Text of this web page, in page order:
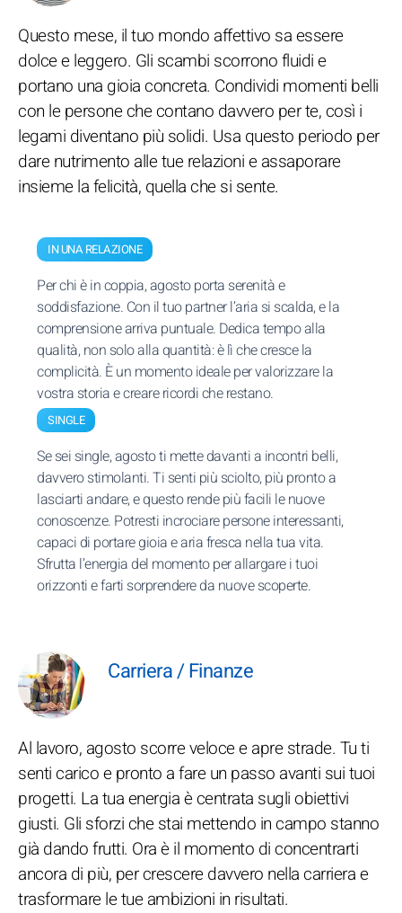
Questo mese, il tuo mondo affettivo sa essere
dolce e leggero. Gli scambi scorrono fluidi e
portano una gioia concreta. Condividi momenti belli
con le persone che contano davvero per te, così i
legami diventano più solidi. Usa questo periodo per
dare nutrimento alle tue relazioni e assaporare
insieme la felicità, quella che si sente.
IN UNA RELAZIONE
Per chi è in coppia, agosto porta serenità e
soddisfazione. Con il tuo partner l’aria si scalda, e la
comprensione arriva puntuale. Dedica tempo alla
qualità, non solo alla quantità: è lì che cresce la
complicità. È un momento ideale per valorizzare la
vostra storia e creare ricordi che restano.
SINGLE
Se sei single, agosto ti mette davanti a incontri belli,
davvero stimolanti. Ti senti più sciolto, più pronto a
lasciarti andare, e questo rende più facili le nuove
conoscenze. Potresti incrociare persone interessanti,
capaci di portare gioia e aria fresca nella tua vita.
Sfrutta l’energia del momento per allargare i tuoi
orizzonti e farti sorprendere da nuove scoperte.
Carriera / Finanze
Al lavoro, agosto scorre veloce e apre strade. Tu ti
senti carico e pronto a fare un passo avanti sui tuoi
progetti. La tua energia è centrata sugli obiettivi
giusti. Gli sforzi che stai mettendo in campo stanno
già dando frutti. Ora è il momento di concentrarti
ancora di più, per crescere davvero nella carriera e
trasformare le tue ambizioni in risultati.